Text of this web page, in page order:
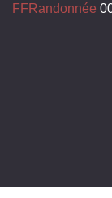
FFRandonnée